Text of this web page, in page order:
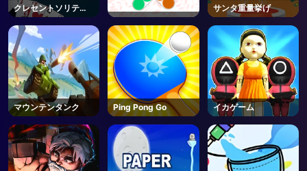
クレセントソリティ
ア
サンタ重量挙げ
マウンテンタンク Ping Pong Go イカゲーム